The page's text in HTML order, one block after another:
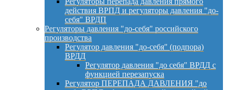
действия ВРПД и регуляторы давления "до-
себя" ВРДП
Регуляторы давления "до-себя" российского
производства
Регулятор давления "до-себя" (подпора)
ВРДД
Регулятор давления "до себя" ВРДД с
функцией перезапуска
Регулятор ПЕРЕПАДА ДАВЛЕНИЯ "до